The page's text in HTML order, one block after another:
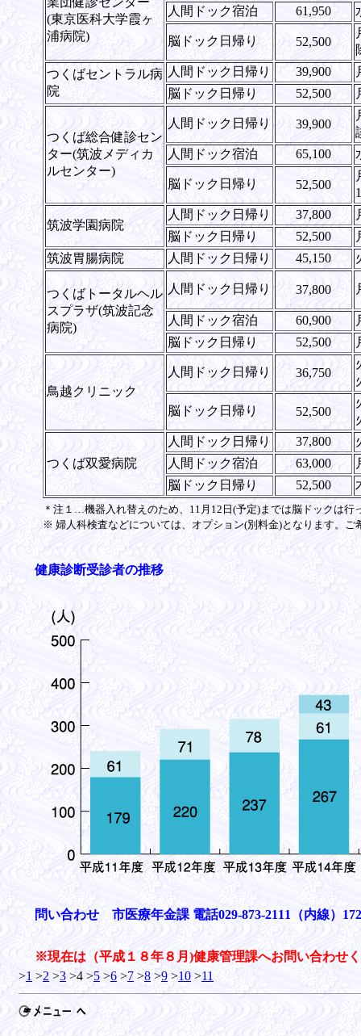
(東京医科大学霞ヶ
浦病院)
人間ドック宿泊 61,950
脳ドック日帰り 52,500
つくばセントラル病
院
人間ドック日帰り 39,900
脳ドック日帰り
52,500
つくば総合健診セン
ター(筑波メディカ
ルセンター)
人間ドック日帰り 39,900
人間ドック宿泊
65,100
脳ドック日帰り 52,500
筑波学園病院
人間ドック日帰り 37,800
脳ドック日帰り
52,500
筑波胃腸病院
人間ドック日帰り 45,150
つくばトータルヘル
スプラザ(筑波記念
病院)
人間ドック日帰り 37,800
人間ドック宿泊 60,900
脳ドック日帰り
52,500
鳥越クリニック
人間ドック日帰り 36,750
脳ドック日帰り 52,500
つくば双愛病院
人間ドック日帰り 37,800
人間ドック宿泊
63,000
脳ドック日帰り
52,500
＊注１…機器入れ替えのため、11月12日(予定)までは脳ドックは行
※ 婦人科検査などについては、オプション(別料金)となります。ご
健康診断受診者の推移
問い合わせ 市医療年金課 電話029-873-2111（内線）
※現在は（平成１８年８月)健康管理課へお問い合わせ
>1 >2 >3>4 >5 >6 >7 >8>9>10 >11